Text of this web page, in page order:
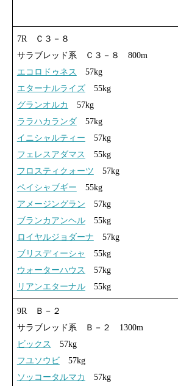
7R Ｃ３－８
サラブレッド系 Ｃ３－８ 800m
エコロドゥネス
57kg
エターナルライズ55kg
グランオルカ
57kg
ララハカランダ57kg
イニシャルティー 57kg
フェレスアダマス
55kg
フロスティクォーツ 57kg
ペイシャブギー 55kg
アメージングラン 57kg
ブランカアンヘル55kg
ロイヤルジョダーナ 57kg
ブリスディーシャ
55kg
ウォーターハウス
57kg
リアンエターナル55kg
9R Ｂ－２
サラブレッド系 Ｂ－２ 1300m
ビックス
57kg
フユソウビ57kg
ソッコータルマカ
57kg